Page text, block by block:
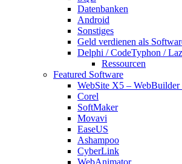
Datenbanken
Android
Sonstiges
Geld verdienen als
Delphi / CodeTyphon /
Ressourcen
Featured Software
WebSite X5 – WebBuilder
Corel
SoftMaker
Movavi
EaseUS
Ashampoo
CyberLink
WebAnimator